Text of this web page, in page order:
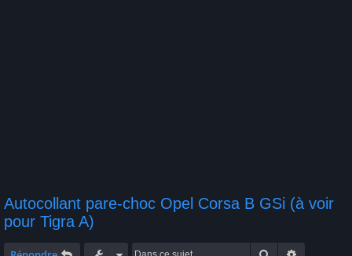
Autocollant pare-choc Opel Corsa B GSi (à voir
pour Tigra A)